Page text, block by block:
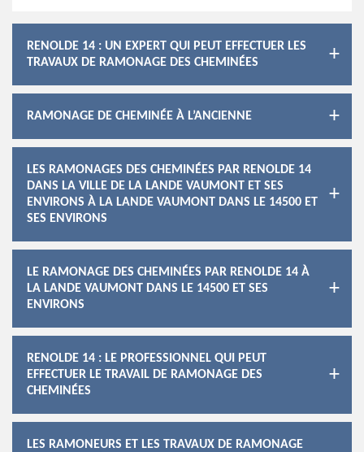
RENOLDE 14 : UN EXPERT QUI PEUT EFFECTUER LES
TRAVAUX DE RAMONAGE DES CHEMINÉES
RAMONAGE DE CHEMINÉE À L’ANCIENNE
LES RAMONAGES DES CHEMINÉES PAR RENOLDE 14
DANS LA VILLE DE LA LANDE VAUMONT ET SES
ENVIRONS À LA LANDE VAUMONT DANS LE 14500 ET
SES ENVIRONS
LE RAMONAGE DES CHEMINÉES PAR RENOLDE 14 À
LA LANDE VAUMONT DANS LE 14500 ET SES
ENVIRONS
RENOLDE 14 : LE PROFESSIONNEL QUI PEUT
EFFECTUER LE TRAVAIL DE RAMONAGE DES
CHEMINÉES
LES RAMONEURS ET LES TRAVAUX DE RAMONAGE